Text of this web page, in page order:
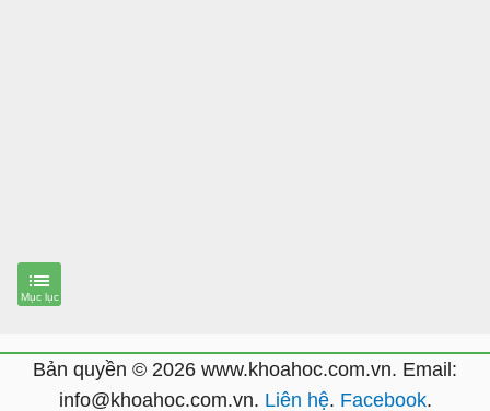
Bản quyền © 2026 www.khoahoc.com.vn. Email:
info@khoahoc.com.vn. Liên hệ. Facebook.